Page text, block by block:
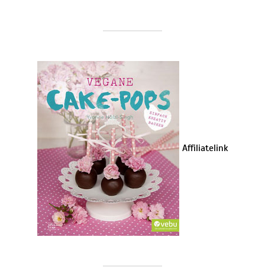
Affiliatelink